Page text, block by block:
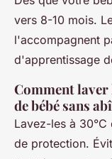
vers 8-10 mois.
l'accompagnent
d'apprentissage
Comment laver
de bébé sans
Lavez-les à
de protection.